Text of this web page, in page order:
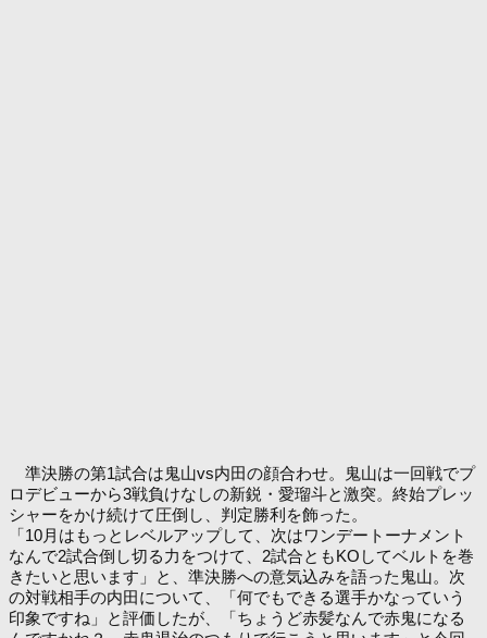
準決勝の第1試合は鬼山vs内田の顔合わせ。鬼山は一回戦でプ
ロデビューから3戦負けなしの新鋭・愛瑠斗と激突。終始プレッ
シャーをかけ続けて圧倒し、判定勝利を飾った。
「10月はもっとレベルアップして、次はワンデートーナメント
なんで2試合倒し切る力をつけて、2試合ともKOしてベルトを巻
きたいと思います」と、準決勝への意気込みを語った鬼山。次
の対戦相手の内田について、「何でもできる選手かなっていう
印象ですね」と評価したが、「ちょうど赤髪なんで赤鬼になる